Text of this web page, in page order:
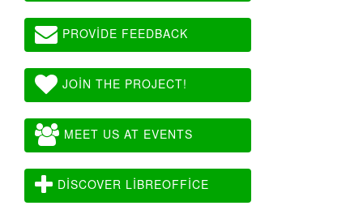
PROVIDE FEEDBACK
JOIN THE PROJECT!
MEET US AT EVENTS
DISCOVER LIBREOFFICE